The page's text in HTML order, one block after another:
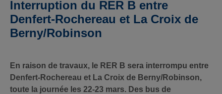
Interruption du RER B entre
Denfert-Rochereau et La Croix de
Berny/Robinson
En raison de travaux, le RER B sera interrompu entre
Denfert-Rochereau et La Croix de Berny/Robinson,
toute la journée les 22-23 mars. Des bus de